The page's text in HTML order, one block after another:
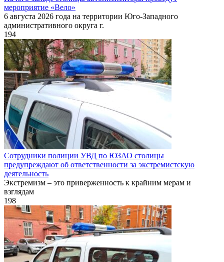
мероприятие «Вело»
6 августа 2026 года на территории Юго-Западного
административного округа г.
194
Сотрудники полиции УВД по ЮЗАО столицы
предупреждают об ответственности за экстремистскую
деятельность
Экстремизм – это приверженность к крайним мерам и
взглядам
198